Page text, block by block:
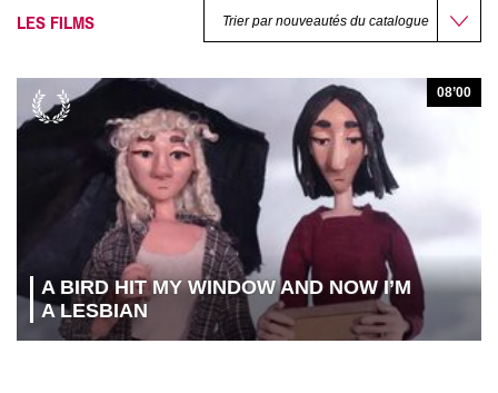
LES FILMS
A BIRD HIT MY WINDOW AND NOW I’M
A LESBIAN
08’00